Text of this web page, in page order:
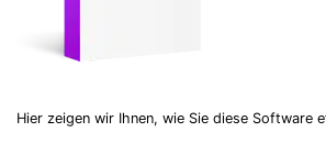
Hier zeigen wir Ihnen, wie Sie diese Software